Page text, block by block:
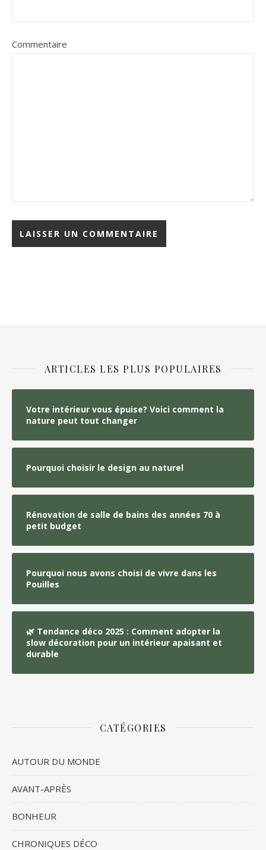
Commentaire
ARTICLES LES PLUS POPULAIRES
Votre intérieur vous épuise? Voici comment la
nature peut tout changer
Pourquoi choisir le design au naturel
Rénovation de salle de bains des années 70 à
petit budget
Pourquoi nous avons choisi de vivre dans les
Pouilles
🌿 Tendance déco 2025 : Comment adopter la
slow décoration pour un intérieur apaisant et
durable
CATÉGORIES
AUTOUR DU MONDE
AVANT-APRÈS
BONHEUR
CHRONIQUES DÉCO